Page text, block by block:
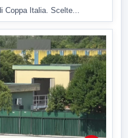
Coppa Italia. Scelte...